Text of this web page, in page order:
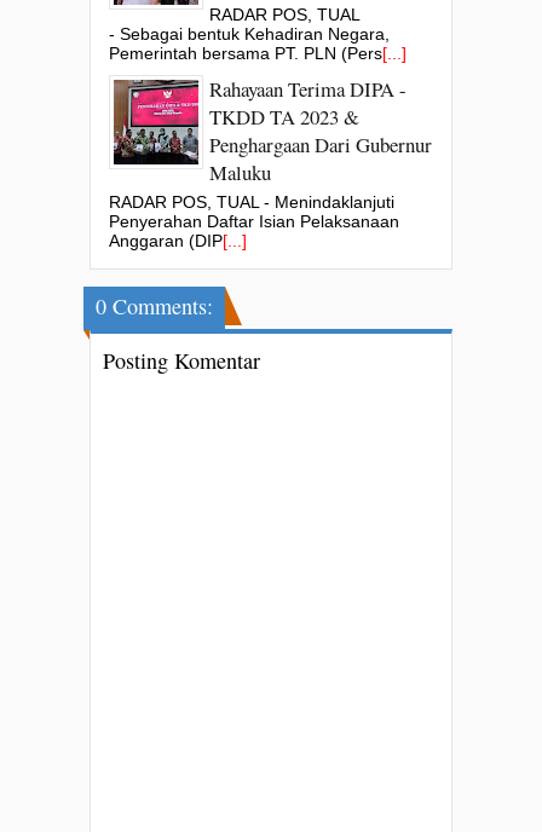
RADAR POS, TUAL
- Sebagai bentuk Kehadiran Negara,
Pemerintah bersama PT. PLN (Pers[...]
Rahayaan Terima DIPA -
TKDD TA 2023 &
Penghargaan Dari Gubernur
Maluku
RADAR POS, TUAL - Menindaklanjuti
Penyerahan Daftar Isian Pelaksanaan
Anggaran (DIP[...]
0 Comments:
Posting Komentar